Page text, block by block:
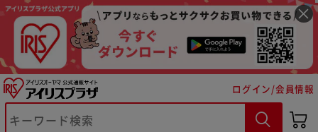
ログイン/会員情報